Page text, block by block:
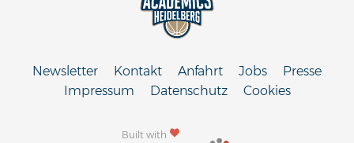
Built with
Newsletter Kontakt Anfahrt Jobs
Presse
Impressum
Datenschutz Cookies